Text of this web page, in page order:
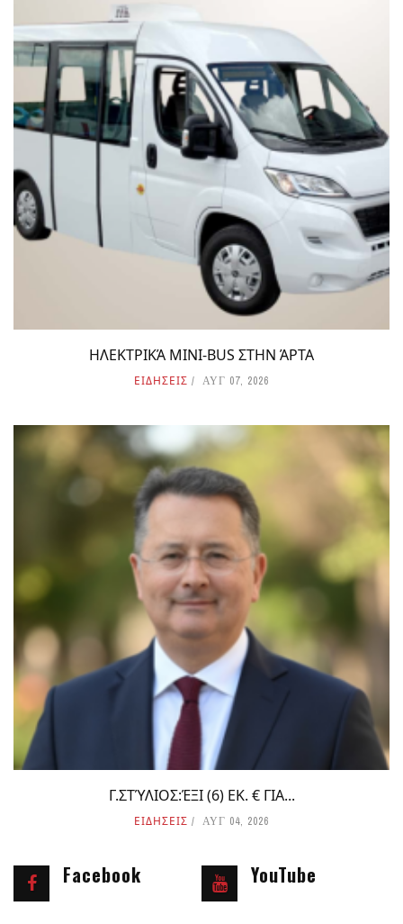
ΗΛΕΚΤΡΙΚΆ MINI-BUS ΣΤΗΝ ΆΡΤΑ
ΕΙΔΗΣΕΙΣ ΑΥΓ 07, 2026
Γ.ΣΤΎΛΙΟΣ:ΈΞΙ (6) ΕΚ. € ΓΙΑ...
ΕΙΔΗΣΕΙΣ ΑΥΓ 04, 2026
Facebook YouTube